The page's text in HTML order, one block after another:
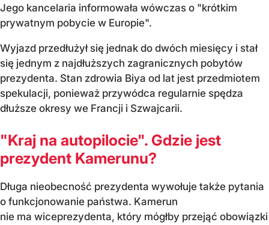
Jego kancelaria informowała wówczas o "krótkim
prywatnym pobycie w Europie".
Wyjazd przedłużył się jednak do dwóch miesięcy i stał
się jednym z najdłuższych zagranicznych pobytów
prezydenta. Stan zdrowia Biya od lat jest przedmiotem
spekulacji, ponieważ przywódca regularnie spędza
dłuższe okresy we Francji i Szwajcarii.
"Kraj na autopilocie". Gdzie jest
prezydent Kamerunu?
Długa nieobecność prezydenta wywołuje także pytania
o funkcjonowanie państwa. Kamerun
nie ma wiceprezydenta, który mógłby przejąć obowiązki